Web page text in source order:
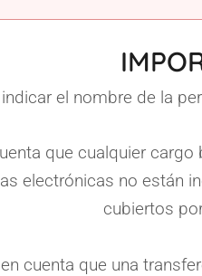
el nombre de la
que cualquier
electrónicas no están
cubiertos
cuenta que una